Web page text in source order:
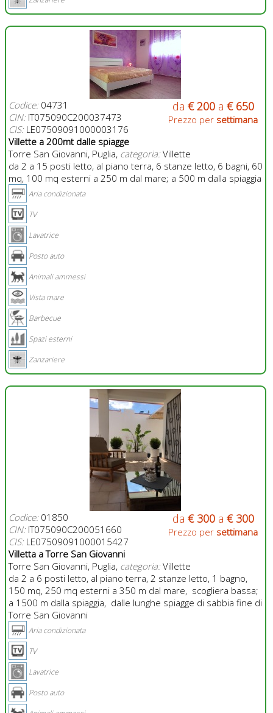
da € 200a € 650
Prezzo per settimana
Codice:04731
CIN:IT075090C200037473
CIS:LE07509091000003176
Villette a 200mt dalle spiagge
Torre San Giovanni, Puglia, categoria:Villette
da 2 a 15 posti letto, al piano terra, 6 stanze letto, 6 bagni, 60
mq, 100 mq esterni a 250 m dal mare; a 500 m dalla spiaggia
Aria condizionata
TV
Lavatrice
Posto auto
Animali ammessi
Vista mare
Barbecue
Spazi esterni
Zanzariere
da € 300a € 300
Prezzo per settimana
Codice:01850
CIN:IT075090C200051660
CIS:LE07509091000015427
Villetta a Torre San Giovanni
Torre San Giovanni, Puglia, categoria:Villette
da 2 a 6 posti letto, al piano terra, 2 stanze letto, 1 bagno,
150 mq, 250 mq esterni a 350 m dal mare, scogliera bassa;
a 1500 m dalla spiaggia, dalle lunghe spiagge di sabbia fine di
Torre San Giovanni
Aria condizionata
TV
Lavatrice
Posto auto